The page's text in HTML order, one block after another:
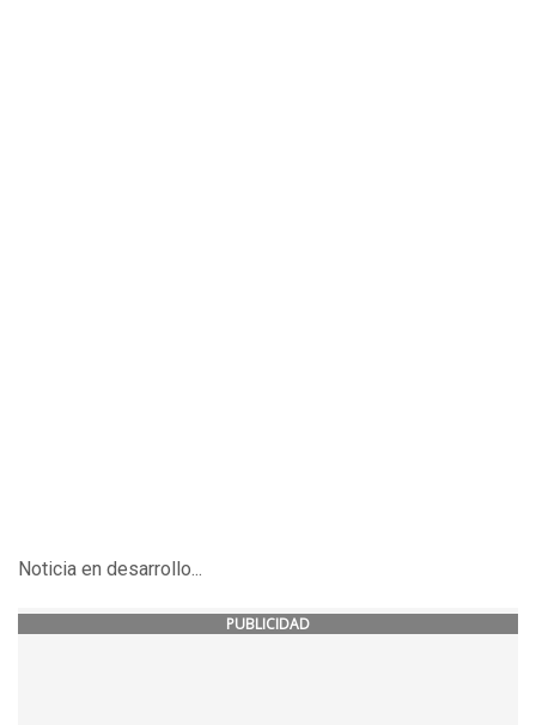
Noticia en desarrollo...
PUBLICIDAD